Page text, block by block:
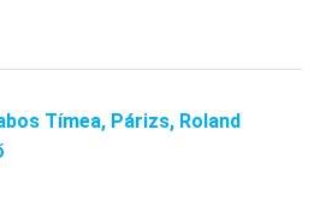
Tímea, Párizs, Roland